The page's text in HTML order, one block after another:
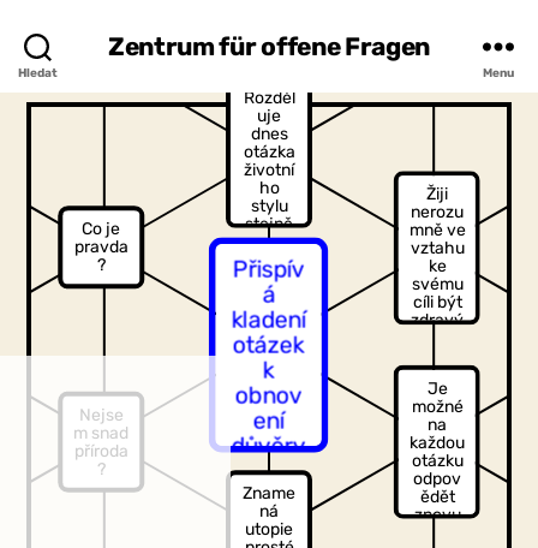
Hledat
Zentrum für offene Fragen
Menu
Co je
pravda
?
Nejse
m snad
příroda
?
Rozděl
uje
dnes
otázka
životní
ho
stylu
stejně
jako
dříve
otázka
politick
ého
postoj
e,
levice
a
pravic
e,
komuni
smu
nebo
kapitali
smu
jako
Přispív
á
kladení
otázek
k
obnov
ení
důvěry
?
Zname
ná
utopie
Žiji
nerozu
mně ve
vztahu
ke
svému
cíli být
zdravý
Je
možné
na
každou
otázku
odpov
ědět
znovu